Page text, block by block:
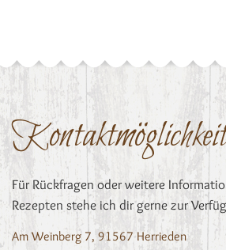
Für Rückfragen oder weitere
Rezepten stehe ich dir gerne zur
Am Weinberg 7, 91567 Herrieden